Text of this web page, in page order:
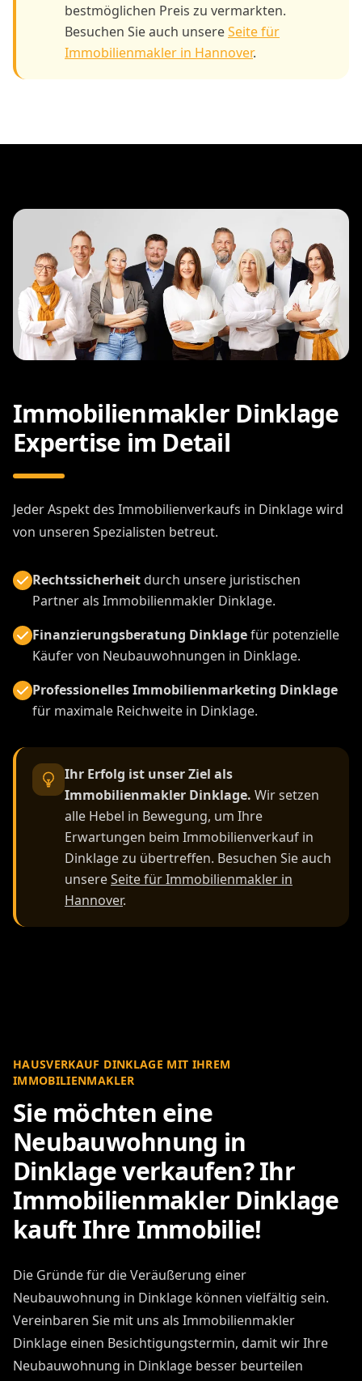
bestmöglichen Preis zu vermarkten.
Besuchen Sie auch unsereSeite für
Immobilienmakler in Hannover.
Immobilienmakler Dinklage
Expertise im Detail
Jeder Aspekt des Immobilienverkaufs in Dinklage wird
von unseren Spezialisten betreut.
Rechtssicherheitdurch unsere juristischen
Partner als Immobilienmakler Dinklage.
Finanzierungsberatung Dinklagefür potenzielle
Käufer von Neubauwohnungen in Dinklage.
Professionelles Immobilienmarketing Dinklage
für maximale Reichweite in Dinklage.
Ihr Erfolg ist unser Ziel als
Immobilienmakler Dinklage. Wir setzen
alle Hebel in Bewegung, um Ihre
Erwartungen beim Immobilienverkauf in
Dinklage zu übertreffen. Besuchen Sie auch
unsereSeite für Immobilienmakler in
Hannover.
HAUSVERKAUF DINKLAGE MIT IHREM
IMMOBILIENMAKLER
Sie möchten eine
Neubauwohnung in
Dinklage verkaufen? Ihr
Immobilienmakler Dinklage
kauft Ihre Immobilie!
Die Gründe für die Veräußerung einer
Neubauwohnung in Dinklage können vielfältig sein.
Vereinbaren Sie mit uns als Immobilienmakler
Dinklage einen Besichtigungstermin, damit wir Ihre
Neubauwohnung in Dinklage besser beurteilen